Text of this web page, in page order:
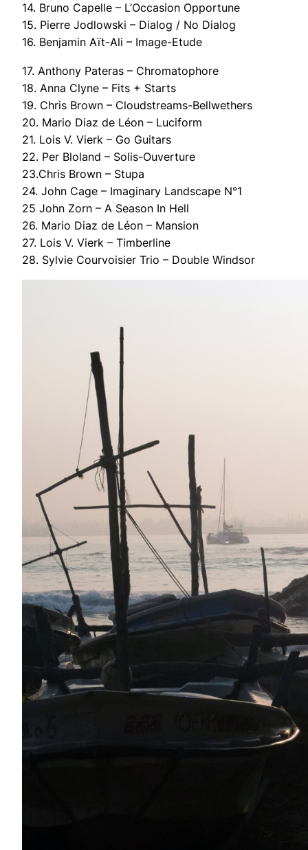
14. Bruno Capelle – L’Occasion Opportune
15. Pierre Jodlowski – Dialog / No Dialog
16. Benjamin Aït-Ali – Image-Etude
17. Anthony Pateras – Chromatophore
18. Anna Clyne – Fits + Starts
19. Chris Brown – Cloudstreams-Bellwethers
20. Mario Diaz de Léon – Luciform
21. Lois V. Vierk – Go Guitars
22. Per Bloland – Solis-Ouverture
23.Chris Brown – Stupa
24. John Cage – Imaginary Landscape N°1
25 John Zorn – A Season In Hell
26. Mario Diaz de Léon – Mansion
27. Lois V. Vierk – Timberline
28. Sylvie Courvoisier Trio – Double Windsor